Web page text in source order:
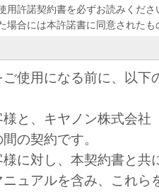
用許諾契約書を必ずお読みくださ
場合には本許諾書に同意された
使用になる前に、以下
と、キヤノン株式会社
の契約です。
に対し、本契約書と共
ュアルを含み、これら